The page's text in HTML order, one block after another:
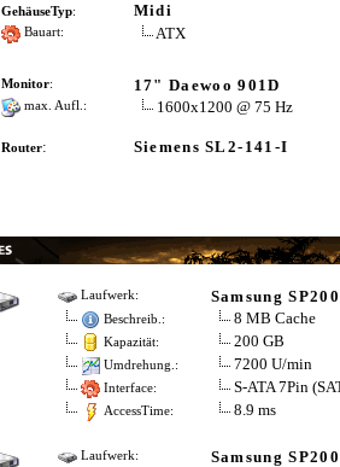
GehäuseTyp: Midi
Bauart: ATX
Monitor: 17" Daewoo 901D
max. Aufl.: 1600x1200 @ 75 Hz
Router: Siemens SL2-141-I
Laufwerk: Samsung
Beschreib.: 8 MB Cache
Kapazität: 200 GB
Umdrehung.: 7200 U/min
Interface: S-ATA 7Pin
AccessTime: 8.9 ms
Laufwerk: Samsung